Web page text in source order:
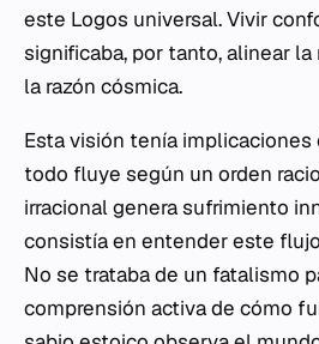
este Logos universal. Vivir
significaba, por tanto, alinear
la razón cósmica.
Esta visión tenía implicaciones
todo fluye según un orden
irracional genera sufrimiento
consistía en entender este
No se trataba de un fatalismo
comprensión activa de cómo